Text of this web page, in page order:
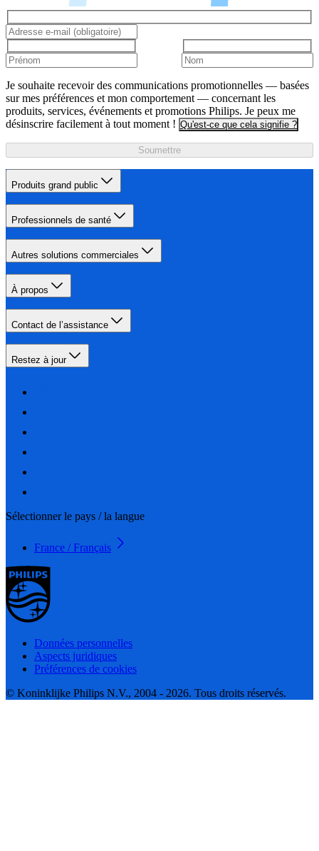
Je souhaite recevoir des communications promotionnelles — basées
sur mes préférences et mon comportement — concernant les
produits, services, événements et promotions Philips. Je peux me
désinscrire facilement à tout moment ! Qu'est-ce que cela signifie ?
Soumettre
Produits grand public
Professionnels de santé
Autres solutions commerciales
À propos
Contact de l’assistance
Restez à jour
Sélectionner le pays / la langue
France / Français
Données personnelles
Aspects juridiques
Préférences de cookies
© Koninklijke Philips N.V., 2004 - 2026. Tous droits réservés.